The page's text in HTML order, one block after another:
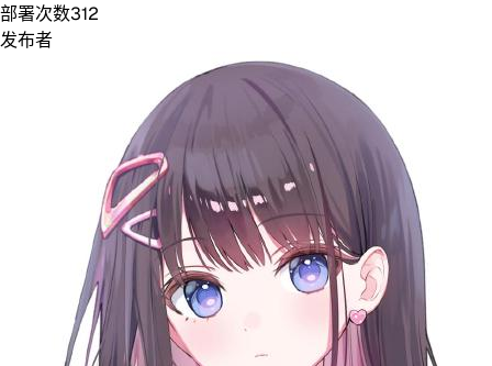
部署次数312
发布者